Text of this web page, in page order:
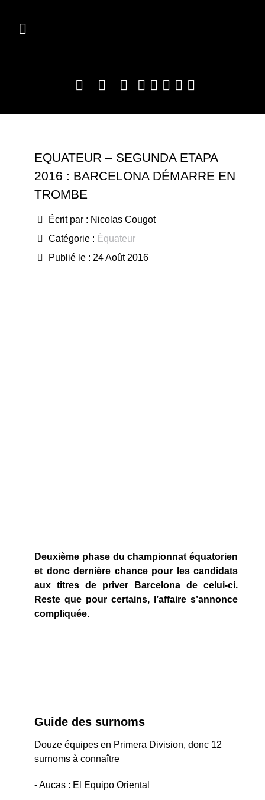
EQUATEUR – SEGUNDA ETAPA
2016 : BARCELONA DÉMARRE EN
TROMBE
Écrit par : Nicolas Cougot
Catégorie : Équateur
Publié le : 24 Août 2016
Deuxième phase du championnat équatorien
et donc dernière chance pour les candidats
aux titres de priver Barcelona de celui-ci.
Reste que pour certains, l’affaire s’annonce
compliquée.
Guide des surnoms
Douze équipes en Primera Division, donc 12
surnoms à connaître
- Aucas : El Equipo Oriental